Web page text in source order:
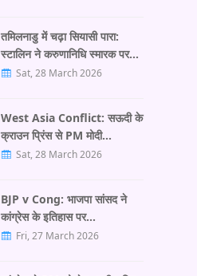
तमिलनाडु में चढ़ा सियासी पारा:
स्टालिन ने करुणानिधि स्मारक पर…
Sat, 28 March 2026
West Asia Conflict: सऊदी के
क्राउन प्रिंस से PM मोदी…
Sat, 28 March 2026
BJP v Cong: भाजपा सांसद ने
कांग्रेस के इतिहास पर…
Fri, 27 March 2026